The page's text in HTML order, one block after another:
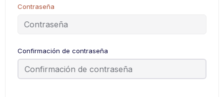
Contraseña
Confirmación de contraseña